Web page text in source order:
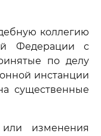
коллегию
Федерации с
по делу
инстанции
существенные
изменения